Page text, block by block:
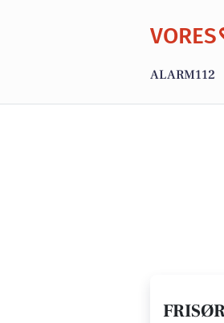
VORES
ALARM112